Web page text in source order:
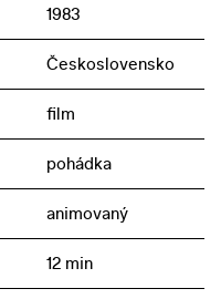
1983
Československo
film
pohádka
animovaný
12 min